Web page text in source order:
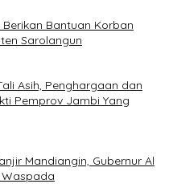
Bantuan Korban
Sarolangun
Asih, Penghargaan dan
Pemprov Jambi Yang
Mandiangin, Gubernur Al